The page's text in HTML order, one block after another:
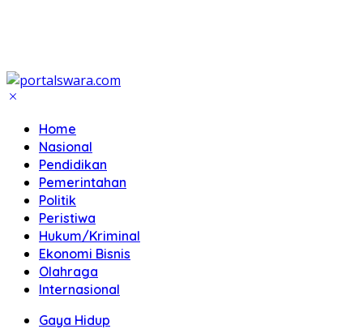
Home
Nasional
Pendidikan
Pemerintahan
Politik
Peristiwa
Hukum/Kriminal
Ekonomi Bisnis
Olahraga
Internasional
Gaya Hidup